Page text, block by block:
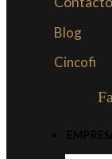
Blog
Cincofi